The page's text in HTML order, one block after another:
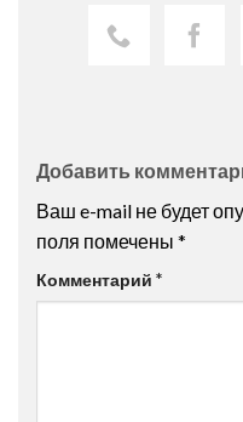
Добавить
Ваш e-mail не будет
поля помечены *
Комментарий *